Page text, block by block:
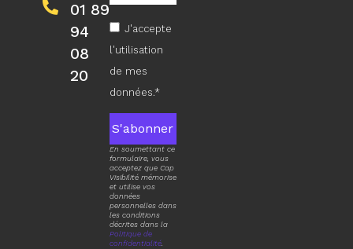
01 89
94
08
20
J'accepte
l'utilisation
de mes
données.*
S'abonner
En soumettant ce
formulaire, vous
acceptez que Cap
Visibilité mémorise
et utilise vos
données
personnelles dans
les conditions
décrites dans la
Politique de
confidentialité.